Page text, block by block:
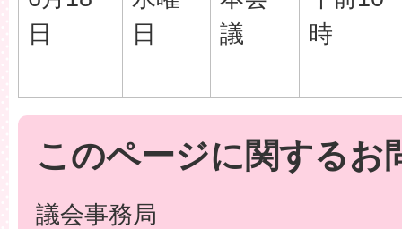
日
日
議
時
このページに関するお
議会事務局